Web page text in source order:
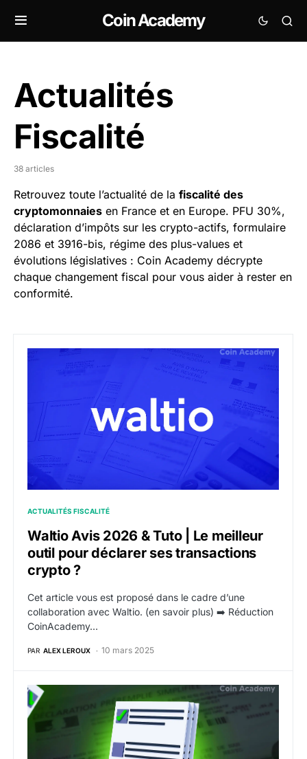
Coin Academy
Actualités
Fiscalité
38 articles
Retrouvez toute l’actualité de la fiscalité des
cryptomonnaies en France et en Europe. PFU 30%,
déclaration d’impôts sur les crypto-actifs, formulaire
2086 et 3916-bis, régime des plus-values et
évolutions législatives : Coin Academy décrypte
chaque changement fiscal pour vous aider à rester en
conformité.
Waltio Avis 2026 & Tuto | Le meilleur outil pour
ACTUALITÉS FISCALITÉ
Waltio Avis 2026 & Tuto | Le meilleur
outil pour déclarer ses transactions
crypto ?
Cet article vous est proposé dans le cadre d’une
collaboration avec Waltio. (en savoir plus) ➡️ Réduction
CoinAcademy…
PAR ALEX LEROUX 10 mars 2025
Tuto déclarer ses comptes en 2026 : trouver